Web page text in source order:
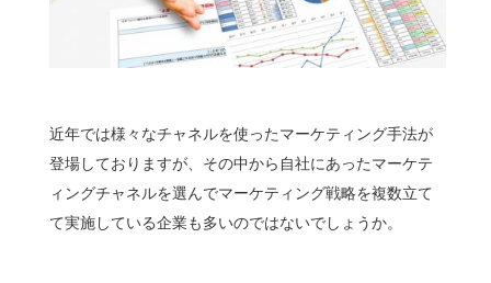
近年では様々なチャネルを使ったマーケティング手法が
登場しておりますが、その中から自社にあったマーケテ
ィングチャネルを選んでマーケティング戦略を複数立て
て実施している企業も多いのではないでしょうか。